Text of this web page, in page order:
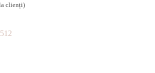
din 5 pe baza a
clienți)